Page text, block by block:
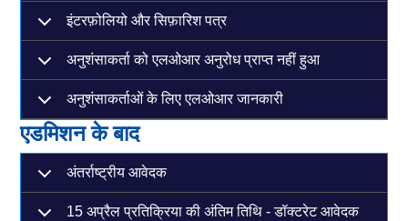
इंटरफ़ोलियो और सिफ़ारिश पत्र
अनुशंसाकर्ता को एलओआर अनुरोध प्राप्त नहीं हुआ
अनुशंसाकर्ताओं के लिए एलओआर जानकारी
एडमिशन के बाद
अंतर्राष्ट्रीय आवेदक
15 अप्रैल प्रतिक्रिया की अंतिम तिथि - डॉक्टरेट आवेदक